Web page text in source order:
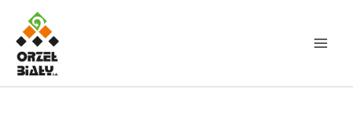
Przejdź
treści